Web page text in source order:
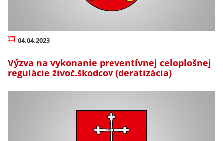
04.04.2023
Výzva na vykonanie preventívnej celoplošnej
regulácie živoč.škodcov (deratizácia)